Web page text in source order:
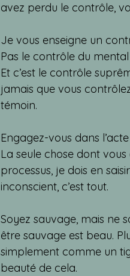
avez perdu le contrôle,
Je vous enseigne un
Pas le contrôle du
Et c’est le contrôle
jamais que vous
témoin.
Engagez-vous dans
La seule chose dont
processus, je dois en
inconscient, c’est tout.
Soyez sauvage, mais ne
être sauvage est beau.
simplement comme un
beauté de cela.